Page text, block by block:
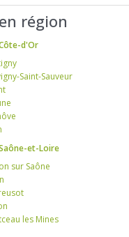
région
d'Or
Saint-Sauveur
et-Loire
sur Saône
les Mines